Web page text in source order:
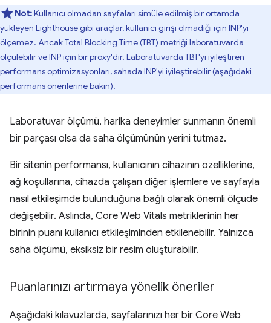
Not:Kullanıcı olmadan sayfaları simüle edilmiş bir ortamda
yükleyen Lighthouse gibi araçlar, kullanıcı girişi olmadığı için INP'yi
ölçemez. Ancak Total Blocking Time (TBT) metriği laboratuvarda
ölçülebilir ve INP için bir proxy'dir. Laboratuvarda TBT'yi iyileştiren
performans optimizasyonları, sahada INP'yi iyileştirebilir (aşağıdaki
performans önerilerine bakın).
Laboratuvar ölçümü, harika deneyimler sunmanın önemli
bir parçası olsa da saha ölçümünün yerini tutmaz.
Bir sitenin performansı, kullanıcının cihazının özelliklerine,
ağ koşullarına, cihazda çalışan diğer işlemlere ve sayfayla
nasıl etkileşimde bulunduğuna bağlı olarak önemli ölçüde
değişebilir. Aslında, Core Web Vitals metriklerinin her
birinin puanı kullanıcı etkileşiminden etkilenebilir. Yalnızca
saha ölçümü, eksiksiz bir resim oluşturabilir.
Puanlarınızı artırmaya yönelik öneriler
Aşağıdaki kılavuzlarda, sayfalarınızı her bir Core Web